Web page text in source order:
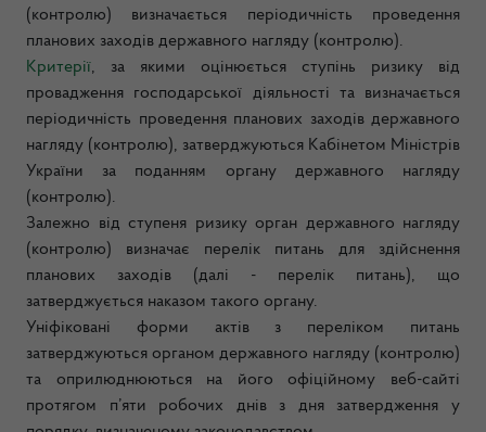
(контролю) визначається періодичність проведення
планових заходів державного нагляду (контролю).
Критерії, за якими оцінюється ступінь ризику від
провадження господарської діяльності та визначається
періодичність проведення планових заходів державного
нагляду (контролю), затверджуються Кабінетом Міністрів
України за поданням органу державного нагляду
(контролю).
Залежно від ступеня ризику орган державного нагляду
(контролю) визначає перелік питань для здійснення
планових заходів (далі - перелік питань), що
затверджується наказом такого органу.
Уніфіковані форми актів з переліком питань
затверджуються органом державного нагляду (контролю)
та оприлюднюються на його офіційному веб-сайті
протягом п’яти робочих днів з дня затвердження у